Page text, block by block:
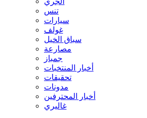
تنس
سيارات
غولف
سباق الخيل
مصارعة
جمباز
أخبار المنتخبات
تحقيقات
مدونات
أخبار المحترفين
غاليري